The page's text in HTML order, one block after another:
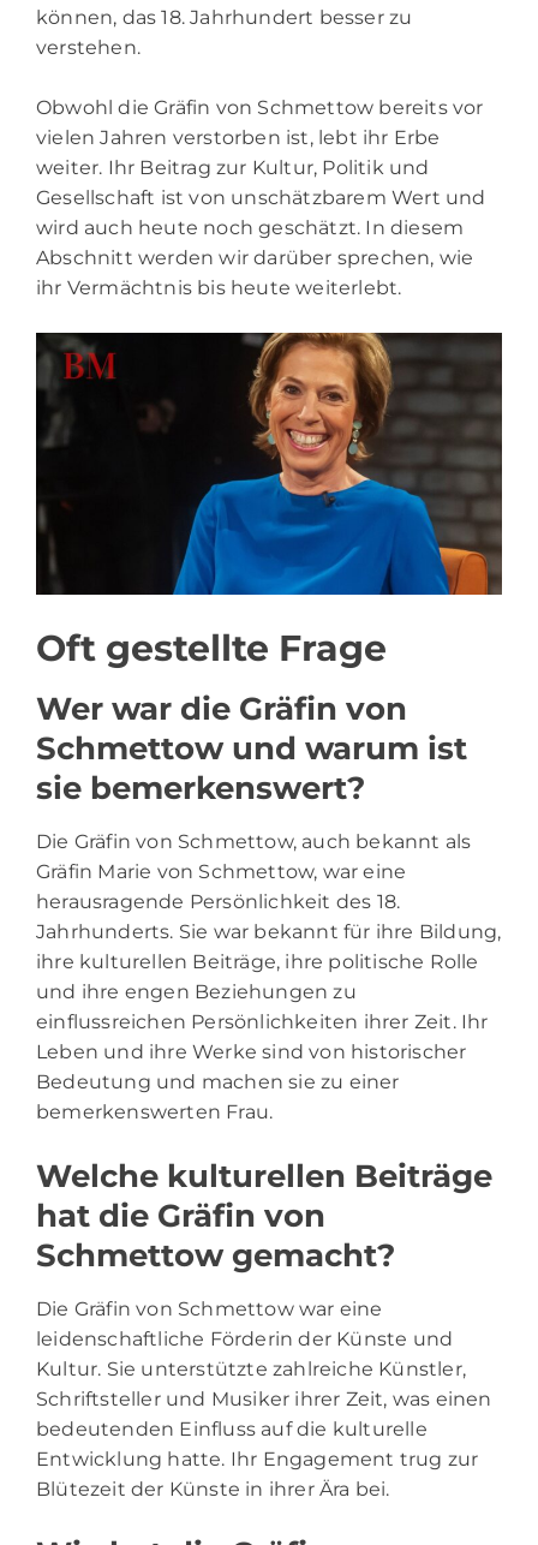
können, das 18. Jahrhundert besser zu
verstehen.
Obwohl die Gräfin von Schmettow bereits vor
vielen Jahren verstorben ist, lebt ihr Erbe
weiter. Ihr Beitrag zur Kultur, Politik und
Gesellschaft ist von unschätzbarem Wert und
wird auch heute noch geschätzt. In diesem
Abschnitt werden wir darüber sprechen, wie
ihr Vermächtnis bis heute weiterlebt.
Oft gestellte Frage
Wer war die Gräfin von
Schmettow und warum ist
sie bemerkenswert?
Die Gräfin von Schmettow, auch bekannt als
Gräfin Marie von Schmettow, war eine
herausragende Persönlichkeit des 18.
Jahrhunderts. Sie war bekannt für ihre Bildung,
ihre kulturellen Beiträge, ihre politische Rolle
und ihre engen Beziehungen zu
einflussreichen Persönlichkeiten ihrer Zeit. Ihr
Leben und ihre Werke sind von historischer
Bedeutung und machen sie zu einer
bemerkenswerten Frau.
Welche kulturellen Beiträge
hat die Gräfin von
Schmettow gemacht?
Die Gräfin von Schmettow war eine
leidenschaftliche Förderin der Künste und
Kultur. Sie unterstützte zahlreiche Künstler,
Schriftsteller und Musiker ihrer Zeit, was einen
bedeutenden Einfluss auf die kulturelle
Entwicklung hatte. Ihr Engagement trug zur
Blütezeit der Künste in ihrer Ära bei.